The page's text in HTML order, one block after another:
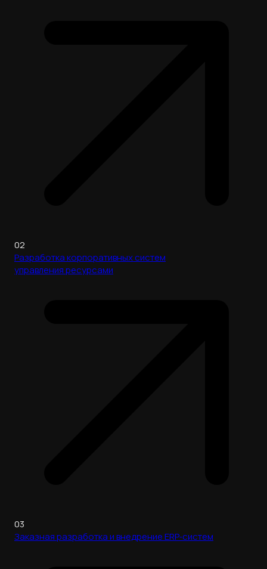
02
Разработка корпоративных систем
управления ресурсами
03
Заказная разработка и внедрение ERP‑систем